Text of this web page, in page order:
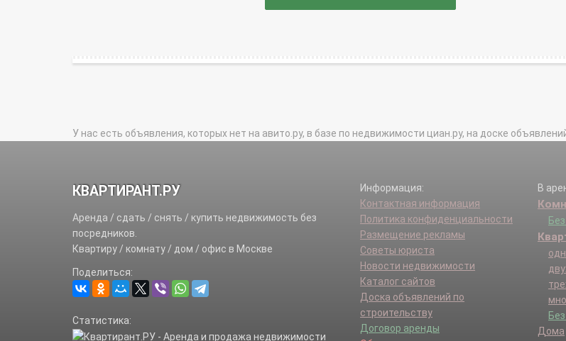
У нас есть объявления, которых нет на авито.ру, в базе по недвижимости циан.ру, на доске
КВАРТИРАНТ.РУ
Аренда / сдать / снять / купить недвижимость без
посредников.
Квартиру / комнату / дом / офис в Москве
Поделиться:
Статистика:
Информация:
Контактная информация
Политика конфиденциальности
Размещение рекламы
Советы юриста
Новости недвижимости
Каталог сайтов
Доска объявлений по
строительству
Договор аренды
В
Дома